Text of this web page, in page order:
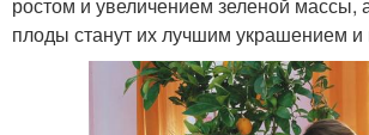
ростом и увеличением зеленой массы,
плоды станут их лучшим украшением и